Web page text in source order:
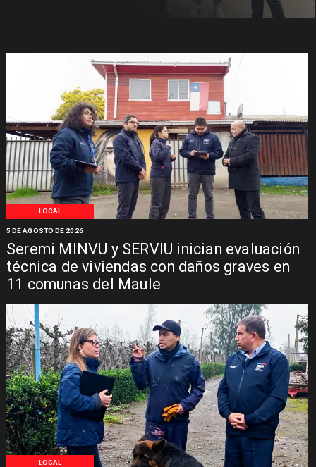
LOCAL
Seremi MINVU y SERVIU inician evaluación
técnica de viviendas con daños graves en
11 comunas del Maule
5 DE AGOSTO DE 2026
LOCAL